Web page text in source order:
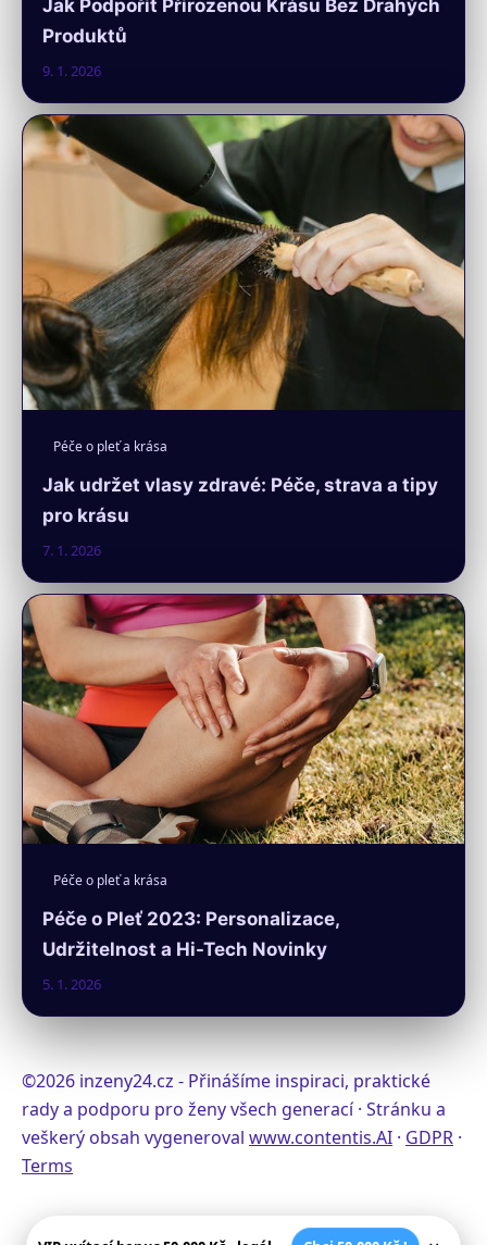
Jak Podpořit Přirozenou Krásu Bez Drahých
Produktů
9. 1. 2026
Péče o pleť a krása
Jak udržet vlasy zdravé: Péče, strava a tipy
pro krásu
7. 1. 2026
Péče o pleť a krása
Péče o Pleť 2023: Personalizace,
Udržitelnost a Hi-Tech Novinky
5. 1. 2026
©2026 inzeny24.cz - Přinášíme inspiraci, praktické
rady a podporu pro ženy všech generací · Stránku a
veškerý obsah vygeneroval www.contentis.AI · GDPR ·
Terms